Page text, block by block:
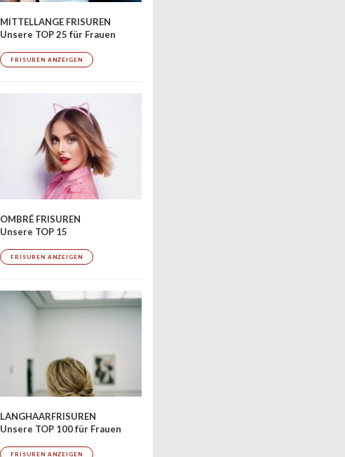
MITTELLANGE FRISUREN
Unsere TOP 25 für Frauen
FRISUREN ANZEIGEN
OMBRÉ FRISUREN
Unsere TOP 15
FRISUREN ANZEIGEN
LANGHAARFRISUREN
Unsere TOP 100 für Frauen
FRISUREN ANZEIGEN